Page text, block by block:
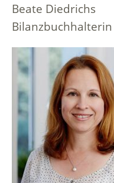
Beate Diedrichs
Bilanzbuchhalterin